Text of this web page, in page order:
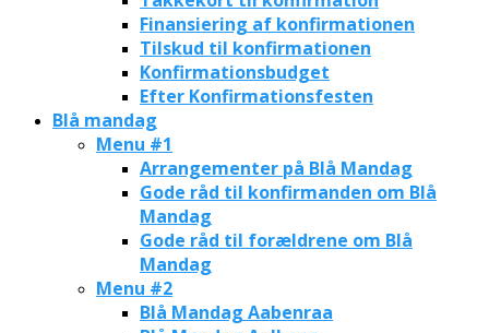
Finansiering af konfirmationen
Tilskud til konfirmationen
Konfirmationsbudget
Efter Konfirmationsfesten
Blå mandag
Menu #1
Arrangementer på Blå Mandag
Gode råd til konfirmanden om Blå
Mandag
Gode råd til forældrene om Blå
Mandag
Menu #2
Blå Mandag Aabenraa